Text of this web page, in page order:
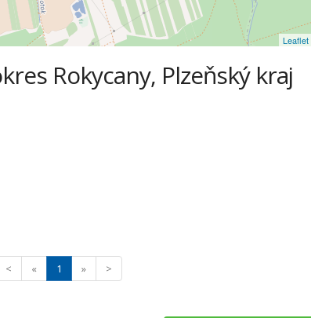
Leaflet
Rokycany, Plzeňský kraj
< « 1 » >